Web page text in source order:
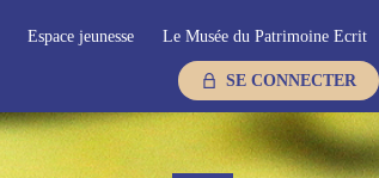
Espace jeunesse Le Musée du Patrimoine Ecrit
SE CONNECTER